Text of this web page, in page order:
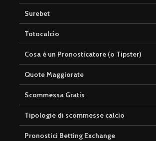
Surebet
Totocalcio
Cosa è un Pronosticatore (o Tipster)
Quote Maggiorate
Scommessa Gratis
Tipologie di scommesse calcio
Pronostici Betting Exchange